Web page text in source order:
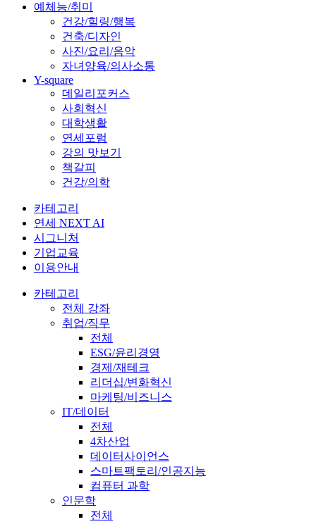
예체능/취미
건강/힐링/행복
건축/디자인
사진/요리/음악
자녀양육/의사소통
Y-square
데일리포커스
사회혁신
대학생활
연세포럼
강의 맛보기
책갈피
건강/의학
카테고리
연세 NEXT AI
시그니처
기업교육
이용안내
카테고리
전체 강좌
취업/직무
전체
ESG/윤리경영
경제/재테크
리더십/변화혁신
마케팅/비즈니스
IT/데이터
전체
4차산업
데이터사이언스
스마트팩토리/인공지능
컴퓨터 과학
인문학
전체